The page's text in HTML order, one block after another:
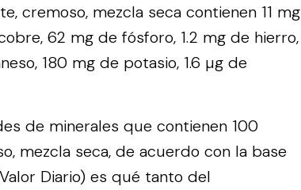
cremoso, mezcla seca contienen 11 mg
62 mg de fósforo, 1.2 mg de hierro,
180 mg de potasio, 1.6 µg de
de minerales que contienen 100
mezcla seca, de acuerdo con la base
Diario) es qué tanto del